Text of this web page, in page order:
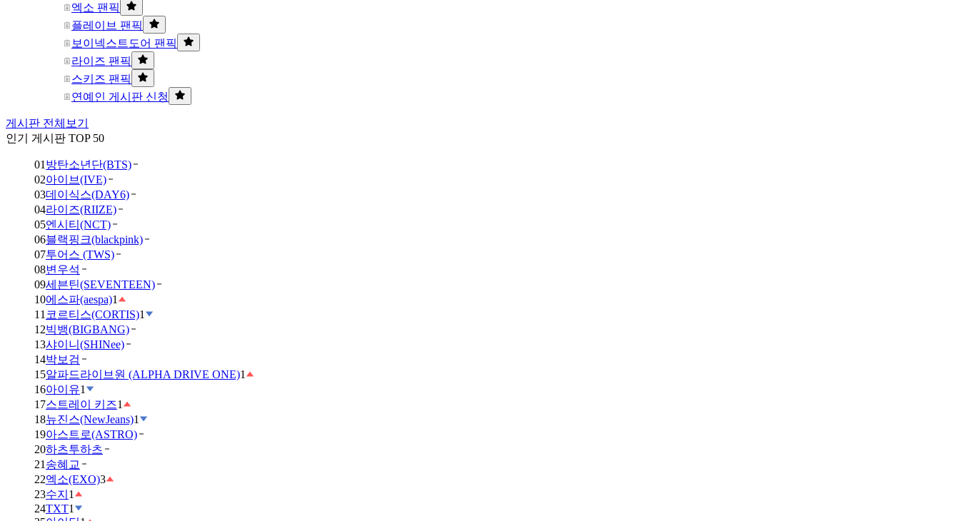
엑소 팬픽
플레이브 팬픽
보이넥스트도어 팬픽
라이즈 팬픽
스키즈 팬픽
연예인 게시판 신청
게시판 전체보기
인기 게시판 TOP 50
01 방탄소년단(BTS)
02아이브(IVE)
03데이식스(DAY6)
04라이즈(RIIZE)
05엔시티(NCT)
06블랙핑크(blackpink)
07투어스 (TWS)
08변우석
09세븐틴(SEVENTEEN)
10에스파(aespa)1
11 코르티스(CORTIS)1
12빅뱅(BIGBANG)
13샤이니(SHINee)
14박보검
15알파드라이브원 (ALPHA DRIVE ONE)1
16아이유1
17스트레이 키즈1
18뉴진스(NewJeans)1
19아스트로(ASTRO)
20하츠투하츠
21 송혜교
22엑소(EXO)3
23수지 1
24TXT1